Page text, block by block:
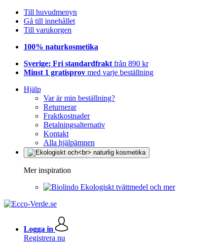
Till huvudmenyn
Gå till innehållet
Till varukorgen
100% naturkosmetika
Sverige: Fri standardfrakt från 890 kr
Minst 1 gratisprov med varje beställning
Hjälp
Var är min beställning?
Returnerar
Fraktkostnader
Betalningsalternativ
Kontakt
Alla hjälpämnen
Mer inspiration
Ekologiskt tvättmedel och mer
Logga in
Registrera nu